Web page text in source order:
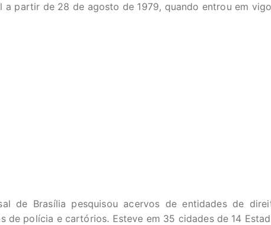
partir de 28 de agosto de 1979, quando entrou em
de Brasília pesquisou acervos de entidades de
de polícia e cartórios. Esteve em 35 cidades de 14